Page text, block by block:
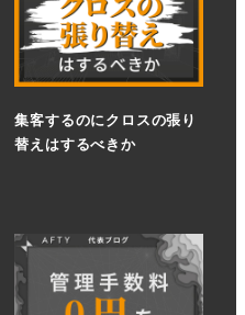
集客するのにクロスの張り
替えはするべきか